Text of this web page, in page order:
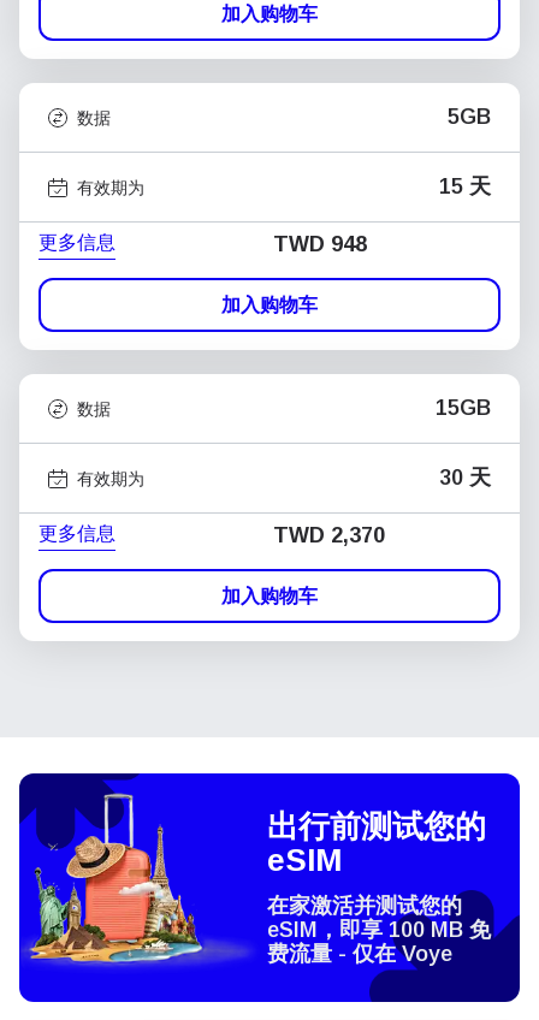
加入购物车
数据 5GB
有效期为 15 天
更多信息 TWD 948
加入购物车
数据 15GB
有效期为 30 天
更多信息 TWD 2,370
加入购物车
出行前测试您的
eSIM
在家激活并测试您的
eSIM，即享 100 MB 免
费流量 - 仅在 Voye